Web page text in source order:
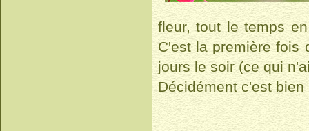
fleur, tout le temps
C'est la première fois
jours le soir (ce qui
Décidément c'est